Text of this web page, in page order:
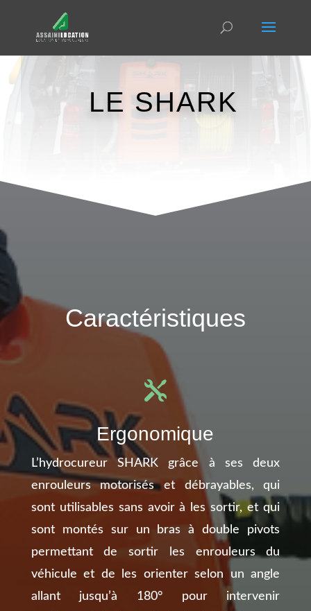
LE SHARK
Caractéristiques

Ergonomique
L’hydrocureur SHARK grâce à ses deux
enrouleurs motorisés et débrayables, qui
sont utilisables sans avoir à les sortir, et qui
sont montés sur un bras à double pivots
permettant de sortir les enrouleurs du
véhicule et de les orienter selon un angle
allant jusqu’à 180° pour intervenir